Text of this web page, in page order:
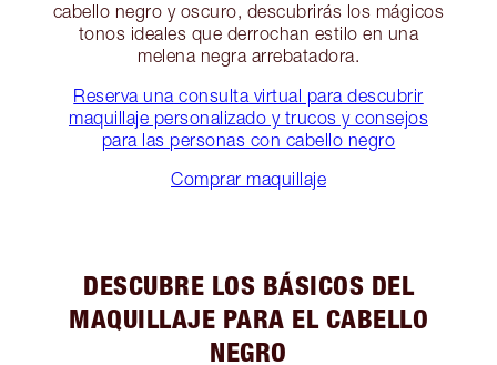
cabello negro y oscuro, descubrirás los mágicos
tonos ideales que derrochan estilo en una
melena negra arrebatadora.
Reserva una consulta virtual para descubrir
maquillaje personalizado y trucos y consejos
para las personas con cabello negro
Comprar maquillaje
DESCUBRE LOS BÁSICOS DEL
MAQUILLAJE PARA EL CABELLO
NEGRO